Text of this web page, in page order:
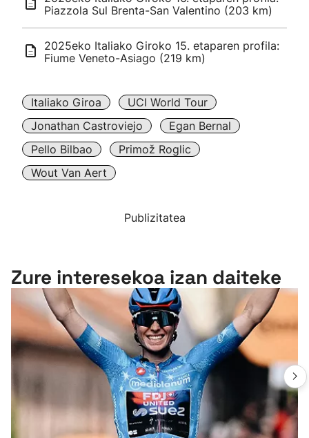
Piazzola Sul Brenta-San Valentino (203 km)
2025eko Italiako Giroko 15. etaparen profila:
Fiume Veneto-Asiago (219 km)
Italiako Giroa
UCI World Tour
Jonathan Castroviejo
Egan Bernal
Pello Bilbao
Primož Roglic
Wout Van Aert
Publizitatea
Zure interesekoa izan daiteke